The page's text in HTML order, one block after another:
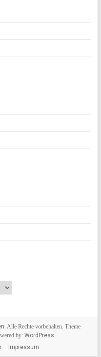
. Alle Rechte vorbehalten. Theme
by: WordPress.
Impressum